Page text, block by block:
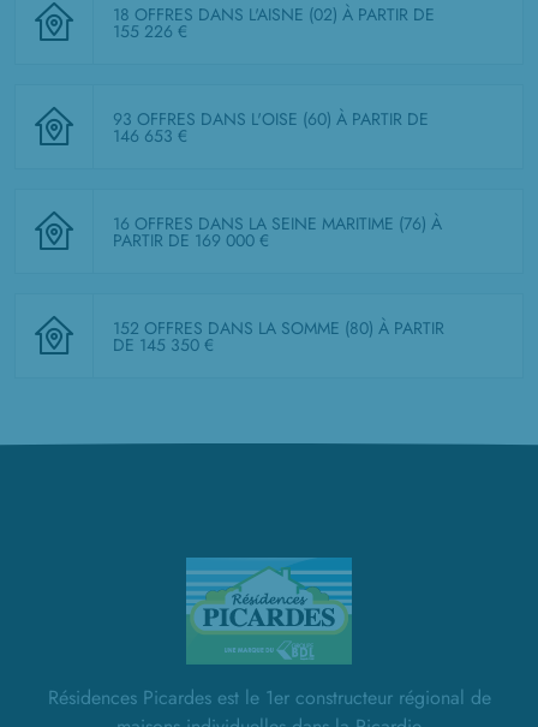
18 OFFRES DANS L'AISNE (02) À PARTIR DE
155 226 €
93 OFFRES DANS L'OISE (60) À PARTIR DE
146 653 €
16 OFFRES DANS LA SEINE MARITIME (76) À
PARTIR DE 169 000 €
152 OFFRES DANS LA SOMME (80) À PARTIR
DE 145 350 €
Résidences Picardes est le 1er constructeur régional de